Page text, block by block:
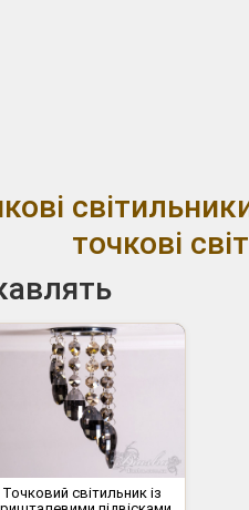
точкові
Точковий світильник із